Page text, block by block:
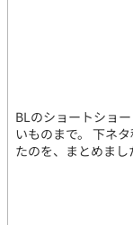
BLのショートショ
いものまで。 下ネ
たのを、まとめまし